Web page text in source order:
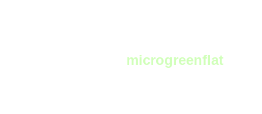
microgreenflat